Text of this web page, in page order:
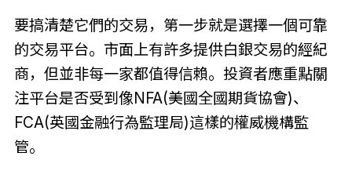
要搞清楚它們的交易，第一步就是選擇一個可靠
的交易平台。市面上有許多提供白銀交易的經紀
商，但並非每一家都值得信賴。投資者應重點關
注平台是否受到像NFA(美國全國期貨協會)、
FCA(英國金融行為監理局)這樣的權威機構監
管。